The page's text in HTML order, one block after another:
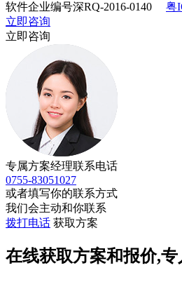
软件企业编号深RQ-2016-0140
粤
立即咨询
立即咨询
专属方案经理联系电话
0755-83051027
或者填写你的联系方式
我们会主动和你联系
拨打电话 获取方案
在线获取方案和报价,